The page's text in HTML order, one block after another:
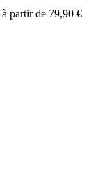
à partir de 79,90 €